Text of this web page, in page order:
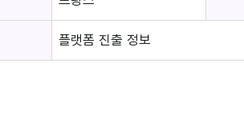
플랫폼 진출 정보